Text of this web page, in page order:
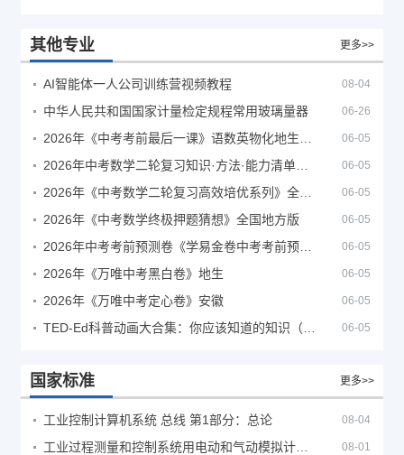
其他专业 更多>>
AI智能体一人公司训练营视频教程 08-04
中华人民共和国国家计量检定规程常用玻璃量器 06-26
06-05
06-05
06-05
2026年《中考数学终极押题猜想》全国地方版 06-05
06-05
2026年《万唯中考黑白卷》地生 06-05
2026年《万唯中考定心卷》安徽 06-05
06-05
国家标准 更多>>
工业控制计算机系统 总线 第1部分：总论 08-04
08-01